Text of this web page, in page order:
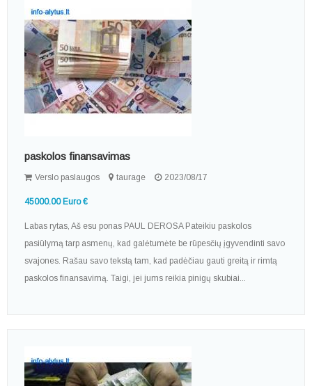
paskolos finansavimas
Verslo paslaugos taurage 2023/08/17
45000.00 Euro €
Labas rytas, Aš esu ponas PAUL DEROSA Pateikiu paskolos
pasiūlymą tarp asmenų, kad galėtumėte be rūpesčių įgyvendinti savo
svajones. Rašau savo tekstą tam, kad padėčiau gauti greitą ir rimtą
paskolos finansavimą. Taigi, jei jums reikia pinigų skubiai...